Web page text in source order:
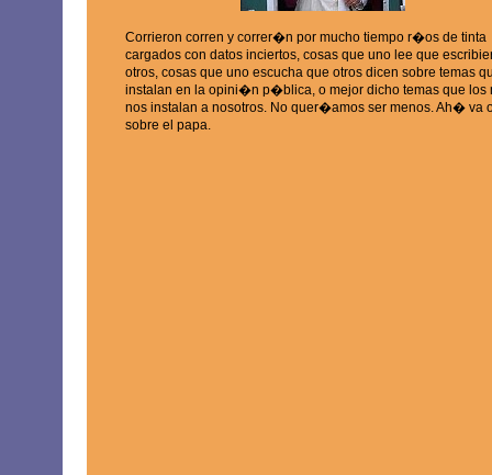
Corrieron corren y correr�n por mucho tiempo r�os de tinta
cargados con datos inciertos, cosas que uno lee que
otros, cosas que uno escucha que otros dicen sobre temas
instalan en la opini�n p�blica, o mejor dicho temas que los
nos instalan a nosotros. No quer�amos ser menos. Ah� va
sobre el papa.